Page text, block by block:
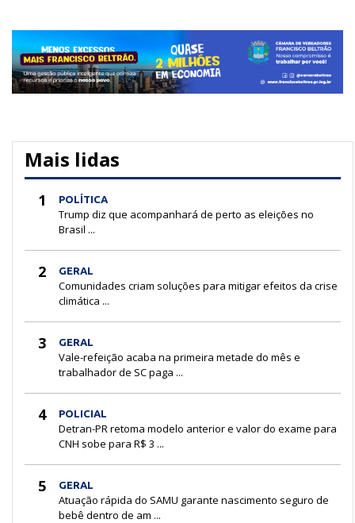
Mais lidas
1 POLÍTICA
Trump diz que acompanhará de perto as eleições no
Brasil ...
2 GERAL
Comunidades criam soluções para mitigar efeitos da crise
climática ...
3 GERAL
Vale-refeição acaba na primeira metade do mês e
trabalhador de SC paga ...
4 POLICIAL
Detran-PR retoma modelo anterior e valor do exame para
CNH sobe para R$ 3 ...
5 GERAL
Atuação rápida do SAMU garante nascimento seguro de
bebê dentro de am ...